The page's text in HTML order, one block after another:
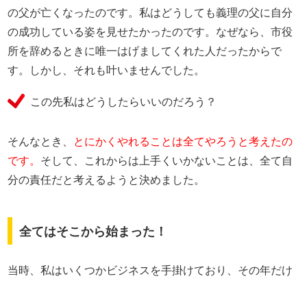
の父が亡くなったのです。私はどうしても義理の父に自分
の成功している姿を見せたかったのです。なぜなら、市役
所を辞めるときに唯一はげましてくれた人だったからで
す。しかし、それも叶いませんでした。
この先私はどうしたらいいのだろう？
そんなとき、
とにかくやれることは全てやろうと考えたの
です。 そして、これからは上手くいかないことは、全て自
分の責任だと考えるようと決めました。
全てはそこから始まった！
当時、私はいくつかビジネスを手掛けており、その年だけ